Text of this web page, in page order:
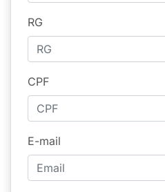
RG
CPF
E-mail